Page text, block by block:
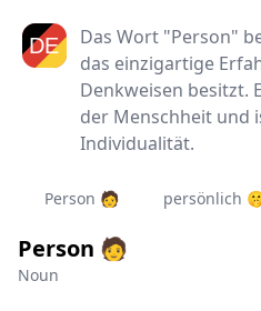
Das Wort "Person"
das einzigartige
Denkweisen besitzt.
der Menschheit und
Individualität.
Person 🧑 persönlich
Person 🧑
Noun